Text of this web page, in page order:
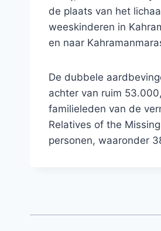
de plaats van het
weeskinderen in
en naar
De dubbele
achter van ruim
familieleden van de
Relatives of the
personen, waaronder